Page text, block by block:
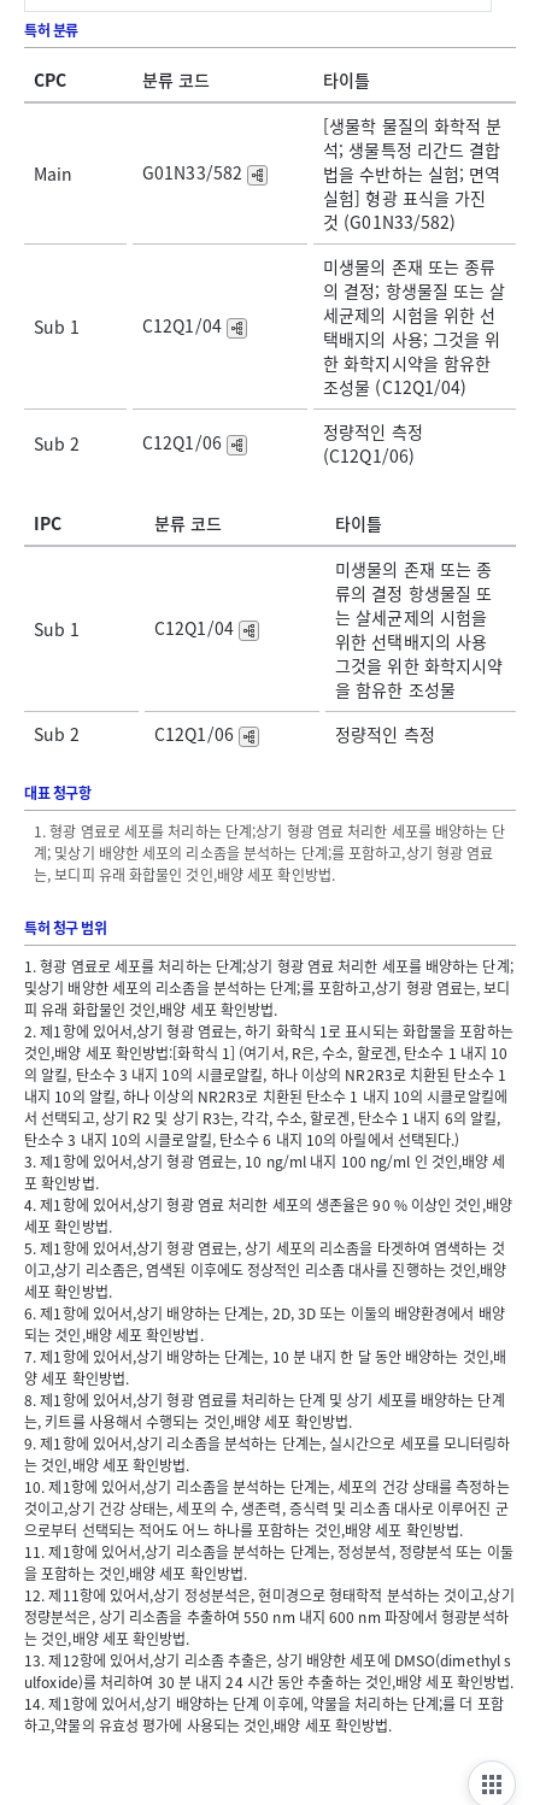
특허 분류
CPC 분류 코드 타이틀
Main G01N33/582
[생물학 물질의 화학적 분
석; 생물특정 리간드 결합
법을 수반하는 실험; 면역
실험] 형광 표식을 가진
것 (G01N33/582)
Sub 1 C12Q1/04
미생물의 존재 또는 종류
의 결정; 항생물질 또는 살
세균제의 시험을 위한 선
택배지의 사용; 그것을 위
한 화학지시약을 함유한
조성물 (C12Q1/04)
Sub 2 C12Q1/06
정량적인 측정
(C12Q1/06)
IPC 분류 코드 타이틀
Sub 1 C12Q1/04
미생물의 존재 또는 종
류의 결정 항생물질 또
는 살세균제의 시험을
위한 선택배지의 사용
그것을 위한 화학지시약
을 함유한 조성물
Sub 2
C12Q1/06 정량적인 측정
대표 청구항
1. 형광 염료로 세포를 처리하는 단계;상기 형광 염료 처리한 세포를 배양하는 단
계; 및상기 배양한 세포의 리소좀을 분석하는 단계;를 포함하고,상기 형광 염료
는, 보디피 유래 화합물인 것인,배양 세포 확인방법.
특허 청구 범위
1. 형광 염료로 세포를 처리하는 단계;상기 형광 염료 처리한 세포를 배양하는 단계;
및상기 배양한 세포의 리소좀을 분석하는 단계;를 포함하고,상기 형광 염료는, 보디
피 유래 화합물인 것인,배양 세포 확인방법.
2. 제1항에 있어서,상기 형광 염료는, 하기 화학식 1로 표시되는 화합물을 포함하는
것인,배양 세포 확인방법:[화학식 1] (여기서, R은, 수소, 할로겐, 탄소수 1 내지 10
의 알킬, 탄소수 3 내지 10의 시클로알킬, 하나 이상의 NR2R3로 치환된 탄소수 1
내지 10의 알킬, 하나 이상의 NR2R3로 치환된 탄소수 1 내지 10의 시클로알킬에
서 선택되고, 상기 R2 및 상기 R3는, 각각, 수소, 할로겐, 탄소수 1 내지 6의 알킬,
탄소수 3 내지 10의 시클로알킬, 탄소수 6 내지 10의 아릴에서 선택된다.)
3. 제1항에 있어서,상기 형광 염료는, 10 ng/ml 내지 100 ng/ml 인 것인,배양 세
포 확인방법.
4. 제1항에 있어서,상기 형광 염료 처리한 세포의 생존율은 90 % 이상인 것인,배양
세포 확인방법.
5. 제1항에 있어서,상기 형광 염료는, 상기 세포의 리소좀을 타겟하여 염색하는 것
이고,상기 리소좀은, 염색된 이후에도 정상적인 리소좀 대사를 진행하는 것인,배양
세포 확인방법.
6. 제1항에 있어서,상기 배양하는 단계는, 2D, 3D 또는 이둘의 배양환경에서 배양
되는 것인,배양 세포 확인방법.
7. 제1항에 있어서,상기 배양하는 단계는, 10 분 내지 한 달 동안 배양하는 것인,배
양 세포 확인방법.
8. 제1항에 있어서,상기 형광 염료를 처리하는 단계 및 상기 세포를 배양하는 단계
는, 키트를 사용해서 수행되는 것인,배양 세포 확인방법.
9. 제1항에 있어서,상기 리소좀을 분석하는 단계는, 실시간으로 세포를 모니터링하
는 것인,배양 세포 확인방법.
10. 제1항에 있어서,상기 리소좀을 분석하는 단계는, 세포의 건강 상태를 측정하는
것이고,상기 건강 상태는, 세포의 수, 생존력, 증식력 및 리소좀 대사로 이루어진 군
으로부터 선택되는 적어도 어느 하나를 포함하는 것인,배양 세포 확인방법.
11. 제1항에 있어서,상기 리소좀을 분석하는 단계는, 정성분석, 정량분석 또는 이둘
을 포함하는 것인,배양 세포 확인방법.
12. 제11항에 있어서,상기 정성분석은, 현미경으로 형태학적 분석하는 것이고,상기
정량분석은, 상기 리소좀을 추출하여 550 nm 내지 600 nm 파장에서 형광분석하
는 것인,배양 세포 확인방법.
13. 제12항에 있어서,상기 리소좀 추출은, 상기 배양한 세포에 DMSO(dimethyl s
ulfoxide)를 처리하여 30 분 내지 24 시간 동안 추출하는 것인,배양 세포 확인방법.
14. 제1항에 있어서,상기 배양하는 단계 이후에, 약물을 처리하는 단계;를 더 포함
하고,약물의 유효성 평가에 사용되는 것인,배양 세포 확인방법.